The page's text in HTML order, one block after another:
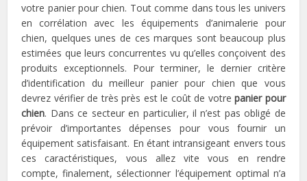
votre panier pour chien. Tout comme dans tous les univers
en corrélation avec les équipements d’animalerie pour
chien, quelques unes de ces marques sont beaucoup plus
estimées que leurs concurrentes vu qu’elles conçoivent des
produits exceptionnels. Pour terminer, le dernier critère
d’identification du meilleur panier pour chien que vous
devrez vérifier de très près est le coût de votrepanier pour
chien. Dans ce secteur en particulier, il n’est pas obligé de
prévoir d’importantes dépenses pour vous fournir un
équipement satisfaisant. En étant intransigeant envers tous
ces caractéristiques, vous allez vite vous en rendre
compte, finalement, sélectionner l’équipement optimal n’a